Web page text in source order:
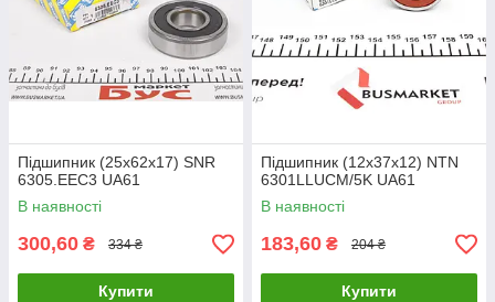
Підшипник (25x62x17) SNR
6305.EEC3 UA61
В наявності
300,60 ₴ 334 ₴
Купити
Підшипник (12x37x12) NTN
6301LLUCM/5K UA61
В наявності
183,60 ₴ 204 ₴
Купити